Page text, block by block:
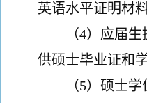
英语水平证明材料
（4）应届生
供硕士毕业证和学
（5）硕士